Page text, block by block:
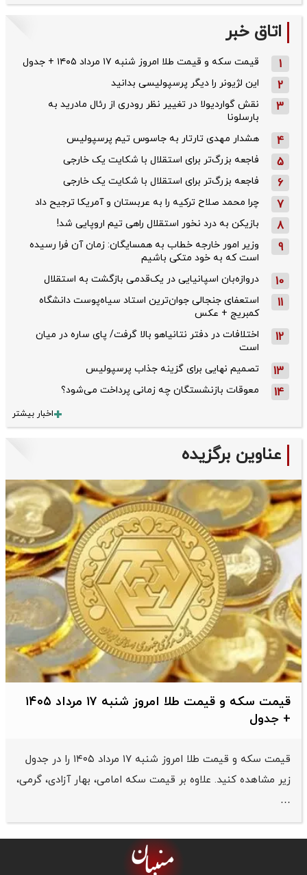
اتاق خبر
1 قیمت سکه و قیمت طلا امروز شنبه ۱۷ مرداد ۱۴۰۵ + جدول
2 این لژیونر را دیگر پرسپولیسی بدانید
3
نقش گواردیولا در تغییر نظر رودری از رئال مادرید به
بارسلونا
4 هشدار مهدی تارتار به جاسوس تیم پرسپولیس
5 فاجعه بزرگ‌تر برای استقلال با شکایت یک خارجی
6 فاجعه بزرگ‌تر برای استقلال با شکایت یک خارجی
7 چرا محمد صلاح ترکیه را به عربستان و آمریکا ترجیح داد
8 بازیکن به درد نخور استقلال راهی تیم اروپایی شد!
9
وزیر امور خارجه خطاب به همسایگان: زمان آن فرا رسیده
است که به خود متکی باشیم
10 دروازه‌بان اسپانیایی در یک‌قدمی بازگشت به استقلال
11
استعفای جنجالی جوان‌ترین استاد سیاه‌پوست دانشگاه
کمبریج + عکس
12
اختلافات در دفتر نتانیاهو بالا گرفت/ پای ساره در میان
است
13 تصمیم نهایی برای گزینه جذاب پرسپولیس
14 معوقات بازنشستگان چه زمانی پرداخت می‌شود؟
اخبار بیشتر
عناوین برگزیده
قیمت سکه و قیمت طلا امروز شنبه ۱۷ مرداد ۱۴۰۵
+ جدول
قیمت سکه و قیمت طلا امروز شنبه ۱۷ مرداد ۱۴۰۵ را در جدول
زیر مشاهده کنید. علاوه بر قیمت سکه امامی، بهار آزادی، گرمی،
…